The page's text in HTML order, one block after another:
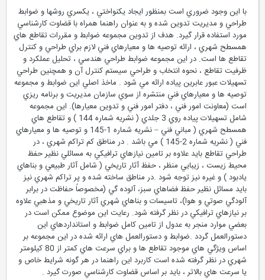
با اين وجود ضروري است بمنظور ايجاد يكنواختي ، يكسري روشها و ضوابط
طراحي و مديريت تدوين شده و به عنوان راهنما همراه با قضاوت كارشناسي
مورد استفاده قرار گيرد. هدف از تدوين مجموعه ضوابط و مقررات تقاطع هاي
همسطح شهري ، ارائه توصيه ها و معيارهاي فني لازم براي طراحي و كنترل
تقاطع ها است. در اين مجموعه ضوابط طراحي هندسي ، تحليل عملكرد و
ظرفيت تقاطع ، نحوه انتخاب و طراحي سيستم كنترل آن و همچنين طراحي
تسهيلات عبور عابرين پياده ارائه مي شود . ماخذ اصلي اين ضوابط و مجموعه
توصيه ها و معيارهاي فني منتشره از سوي سازمان مديريت و برنامه ريزي
است (معاونت امور فني ، دفتر امور فني و تدوين معيارها). اين مجموعه
شامل تسهيلات پياده روي 3 جلدي ( نشريه شماره 144 ) و تقاطع هاي
همسطح شهري ( مباني فني – نشريه شماره 1-145 و توصيه ها و معيارهاي
فني ( نشريه شماره 2-145 ) مي باشد . در مناطق كم تراكم شهري ، در
طراحي تقاطع بايد علاوه بر تامين نيازهاي ترافيكي به مسائلي نظير حفظ
محيط زيست ، زيبايي منظر ، حفظ آثار تاريخي ( شامل آثار طبيعي و بناهاي
يادبود ) و غيره نيز توجه شود .در مناطق ساخته شده و پر تراكم شهري نيز
بايد مسائل نظير حفظ فضاهاي سبز، آلوده گي (مخصوصاً حفاظت در برابر
آلودگي صوتي و هوا)، تاسيسات و بناهاي شهري آثار تاريخي و مذهبي علاوه
بر نيازهاي ترافيكي در نظر گرفته شود. رعايت اين موضوع ممكن است در
بعضي موارد منجر به عدول از تامين كامل ضوابط و استانداردهاي اين
دستورالعمل گردد .ضوابط و دستورالعمل هاي ارائه شده در اين مجموعه بر
اساس ويژگي هاي موجود تقاطع ها و براي سرعت هاي كمتر از 80 كيلومتر
شهري در نظر گرفته شده است كاربرد اين راهنما در هر گونه شرايط خاص و
يا سرعت هاي بالاتر ، بايد بر اساس قضاوت كارشناسي صورت گيرد .